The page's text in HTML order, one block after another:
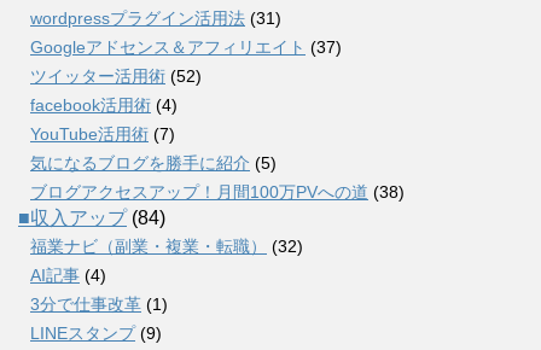
wordpressプラグイン活用法 (31)
Googleアドセンス＆アフィリエイト (37)
ツイッター活用術 (52)
facebook活用術 (4)
YouTube活用術 (7)
気になるブログを勝手に紹介 (5)
ブログアクセスアップ！月間100万PVへの道 (38)
■収入アップ(84)
福業ナビ（副業・複業・転職）
(32)
AI記事 (4)
3分で仕事改革 (1)
LINEスタンプ(9)